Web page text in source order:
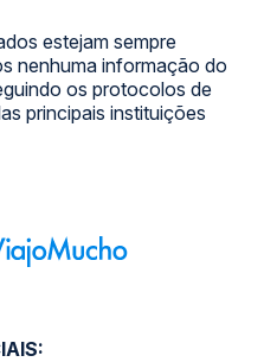
estejam sempre
nenhuma informação do
os protocolos de
principais instituições